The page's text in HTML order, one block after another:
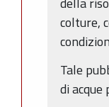
colture,
Tale
di acque